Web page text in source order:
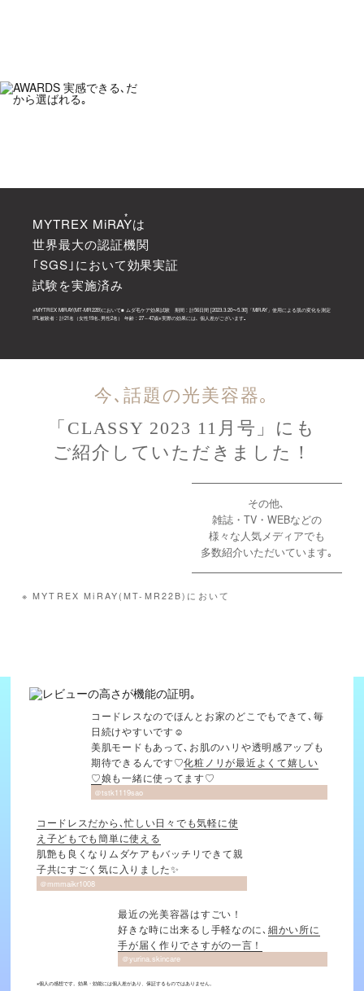
MYTREX MiRAYは
世界最大の認証機関
*
｢SGS｣において効果実証
試験を実施済み
※MYTREX MiRAY(MT-MR22B)において■ ムダ毛ケア効果試験 期間 : 計56日間 [2023.3.20〜5.30]「MiRAY」使用による肌の変化を測定
IPL被験者 : 計21名（女性19名､男性2名） 年齢 : 27～47歳※実際の効果には､ 個人差がございます｡
今､話題の光美容器｡
「CLASSY 2023 11月号」にも
ご紹介していただきました！
その他､
雑誌・TV・WEBなどの
様々な人気メディアでも
多数紹介いただいています｡
※ MYTREX MiRAY(MT-MR22B)において
コードレスなのでほんとお家のどこでもできて､毎
日続けやすいです☺️
美肌モードもあって､お肌のハリや透明感アップも
期待できるんです♡化粧ノリが最近よくて嬉しい
♡娘も一緒に使ってます♡
＠tstk1119sao
コードレスだから､忙しい日々でも気軽に使
え子どもでも簡単に使える
肌艶も良くなりムダケアもバッチリできて親
子共にすごく気に入りました✨
＠mmmaikr1008
最近の光美容器はすごい！
好きな時に出来るし手軽なのに､ 細かい所に
手が届く作りでさすがの一言！
＠yurina.skincare
※個人の感想です。効果・効能には個人差があり、保証するものではありません。